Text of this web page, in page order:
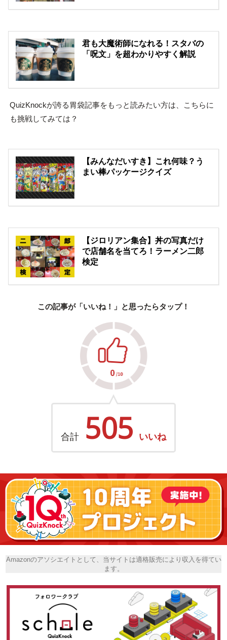
君も大魔術師になれる！スタバの
「呪文」を超わかりやすく解説
QuizKnockが誇る胃袋記事をもっと読みたい方は、こちらに
も挑戦してみては？
【みんなだいすき】これ何味？う
まい棒パッケージクイズ
【ジロリアン集合】丼の写真だけ
で店舗名を当てろ！ラーメン二郎
検定
この記事が「いいね！」と思ったらタップ！
合計 505 いいね
Amazonのアソシエイトとして、当サイトは適格販売により収入を得てい
ます。